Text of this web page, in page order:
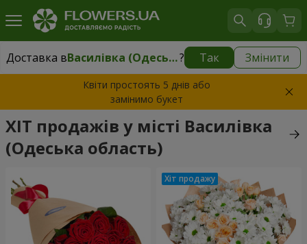
Доставка в Василівка (Одеська область)? Так Змінити
Доставка вВасилівка (Одеська область) 595 грн
Квіти простоять 5 днів або
замінимо букет
ХІТ продажів у місті Василівка
(Одеська область)